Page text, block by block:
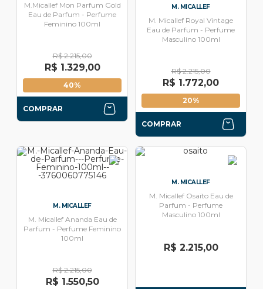
M.Micallef Mon Parfum Gold
Eau de Parfum - Perfume
Feminino 100ml
R$ 2.215,00
R$ 1.329,00
40%
COMPRAR
M. MICALLEF
M. Micallef Royal Vintage
Eau de Parfum - Perfume
Masculino 100ml
R$ 2.215,00
R$ 1.772,00
20%
COMPRAR
M. MICALLEF
M. Micallef Ananda Eau de
Parfum - Perfume Feminino
100ml
R$ 2.215,00
R$ 1.550,50
M. MICALLEF
M. Micallef Osaïto Eau de
Parfum - Perfume
Masculino 100ml
R$ 2.215,00